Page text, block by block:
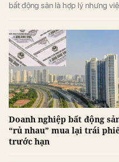
bất động sản là hợp lý nhưng
Doanh nghiệp bất động
“rủ nhau” mua lại trái
trước hạn